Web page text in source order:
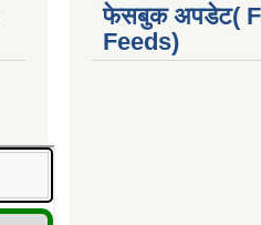
फेसबुक अपडेट(
Feeds)